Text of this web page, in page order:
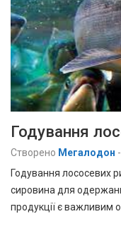
Годування
Створено Мегалодон -
Годування лососевих
сировина для
продукції є важливим